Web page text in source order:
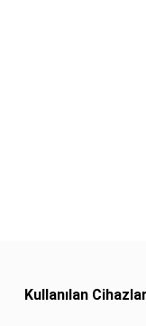
Kullanılan Cihazlar